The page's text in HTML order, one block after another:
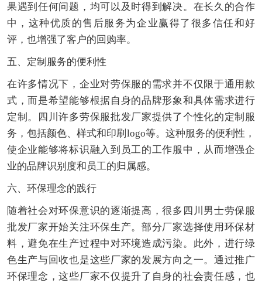
果遇到任何问题，均可以及时得到解决。在长久的合作
中，这种优质的售后服务为企业赢得了很多信任和好
评，也增强了客户的回购率。
五、定制服务的便利性
在许多情况下，企业对劳保服的需求并不仅限于通用款
式，而是希望能够根据自身的品牌形象和具体需求进行
定制。四川许多劳保服批发厂家提供了个性化的定制服
务，包括颜色、样式和印刷logo等。这种服务的便利性，
使企业能够将标识融入到员工的工作服中，从而增强企
业的品牌识别度和员工的归属感。
六、环保理念的践行
随着社会对环保意识的逐渐提高，很多四川男士劳保服
批发厂家开始关注环保生产。部分厂家选择使用环保材
料，避免在生产过程中对环境造成污染。此外，进行绿
色生产与回收也是这些厂家的发展方向之一。通过推广
环保理念，这些厂家不仅提升了自身的社会责任感，也